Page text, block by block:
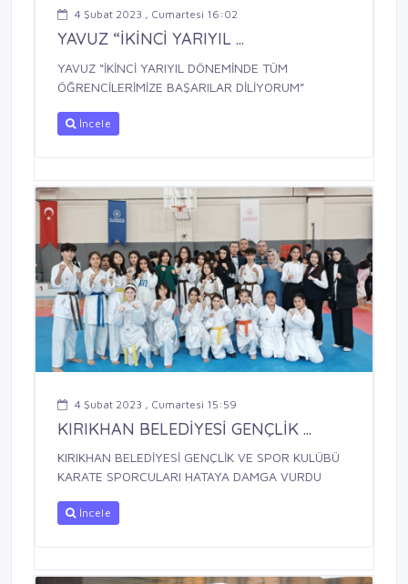
4 Şubat 2023 , Cumartesi 16:02
YAVUZ “İKİNCİ YARIYIL ...
YAVUZ “İKİNCİ YARIYIL DÖNEMİNDE TÜM
ÖĞRENCİLERİMİZE BAŞARILAR DİLİYORUM”
İncele
4 Şubat 2023 , Cumartesi 15:59
KIRIKHAN BELEDİYESİ GENÇLİK ...
KIRIKHAN BELEDİYESİ GENÇLİK VE SPOR KULÜBÜ
KARATE SPORCULARI HATAYA DAMGA VURDU
İncele